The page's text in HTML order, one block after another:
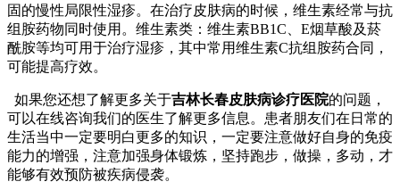
固的慢性局限性湿疹。在治疗皮肤病的时候，维生素经常与抗
组胺药物同时使用。维生素类：维生素BB1C、E烟草酸及菸
酰胺等均可用于治疗湿疹，其中常用维生素C抗组胺药合同，
可能提高疗效。
如果您还想了解更多关于吉林长春皮肤病诊疗医院的问题，
可以在线咨询我们的医生了解更多信息。患者朋友们在日常的
生活当中一定要明白更多的知识，一定要注意做好自身的免疫
能力的增强，注意加强身体锻炼，坚持跑步，做操，多动，才
能够有效预防被疾病侵袭。